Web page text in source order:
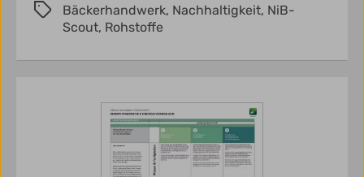
Bäckerhandwerk, Nachhaltigkeit, NiB-
Scout, Rohstoffe